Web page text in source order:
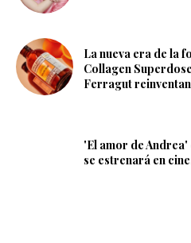
La nueva era de la
Collagen
Ferragut
'El amor de
se estrenará en